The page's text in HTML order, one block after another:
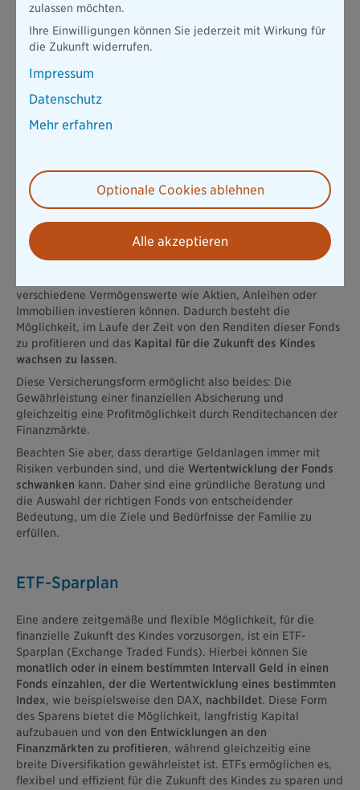
beginnenden Erwachsenenalter eine solide Wohngrundlage
zu bieten.
Fondsgebundene Rentenversicherung
finanzielle Zukunft des Kindes zu sichern und gleichzeitig
die Sicherheit einer Rentenversicherung mit der Chance, den
angehäuften Betrag in Investmentfonds zu investieren.
Zukunft
können Sie oder die Eltern eine Police abschließen,
die sowohl den finanziellen Schutz im Alter als auch eine
Investitionskomponente bietet. DiePrämien, die gezahlt
verschiedene Vermögenswerte wie Aktien, Anleihen oder
Immobilien investieren können. Dadurch besteht die
Möglichkeit, im Laufe der Zeit von den Renditen dieser Fonds
zu profitieren und das Kapital für die Zukunft des Kindes
wachsen zu lassen.
Diese Versicherungsform ermöglicht also beides: Die
Gewährleistung einer finanziellen Absicherung und
gleichzeitig eine Profitmöglichkeit durch Renditechancen der
Finanzmärkte.
Beachten Sie aber, dass derartige Geldanlagen immer mit
Risiken verbunden sind, und die Wertentwicklung der Fonds
schwanken kann. Daher sind eine gründliche Beratung und
die Auswahl der richtigen Fonds von entscheidender
Bedeutung, um die Ziele und Bedürfnisse der Familie zu
erfüllen.
ETF-Sparplan
Eine andere zeitgemäße und flexible Möglichkeit, für die
finanzielle Zukunft des Kindes vorzusorgen, ist ein ETF-
Sparplan (Exchange Traded Funds). Hierbei können Sie
monatlich oder in einem bestimmten Intervall Geld in einen
Fonds einzahlen, der die Wertentwicklung eines bestimmten
Index, wie beispielsweise den DAX, nachbildet. Diese Form
des Sparens bietet die Möglichkeit, langfristig Kapital
aufzubauen und von den Entwicklungen an den
Finanzmärkten zu profitieren, während gleichzeitig eine
breite Diversifikation gewährleistet ist. ETFs ermöglichen es,
flexibel und effizient für die Zukunft des Kindes zu sparen und
zulassen möchten.
Ihre Einwilligungen können Sie jederzeit mit Wirkung für
die Zukunft widerrufen.
Impressum
Datenschutz
Mehr erfahren
Optionale Cookies ablehnen
Alle akzeptieren